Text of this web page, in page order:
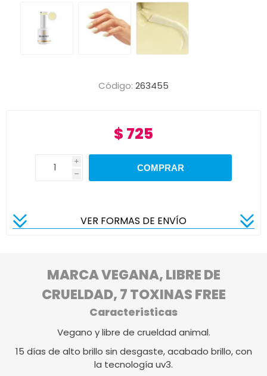
Código: 263455
$ 725
i
h
VER FORMAS DE ENVÍO
MARCA VEGANA, LIBRE DE
CRUELDAD, 7 TOXINAS FREE
Caracteristicas
Vegano y libre de crueldad animal.
15 días de alto brillo sin desgaste, acabado brillo, con
la tecnología uv3.